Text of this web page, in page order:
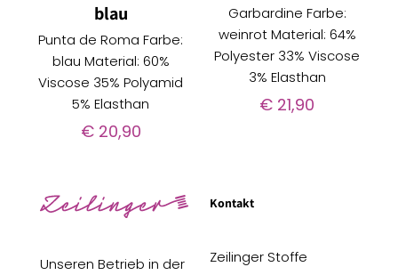
blau
Punta de Roma Farbe:
blau Material: 60%
Viscose 35% Polyamid
5% Elasthan
€20,90
Garbardine Farbe:
weinrot Material: 64%
Polyester 33% Viscose
3% Elasthan
€ 21,90
Unseren Betrieb in der
Kontakt
Zeilinger Stoffe